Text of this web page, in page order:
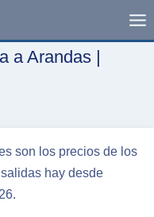
a Arandas |
son los precios de los
hay desde